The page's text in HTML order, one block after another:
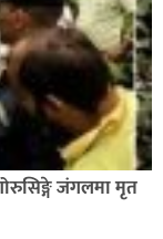
जंगलमा मृत